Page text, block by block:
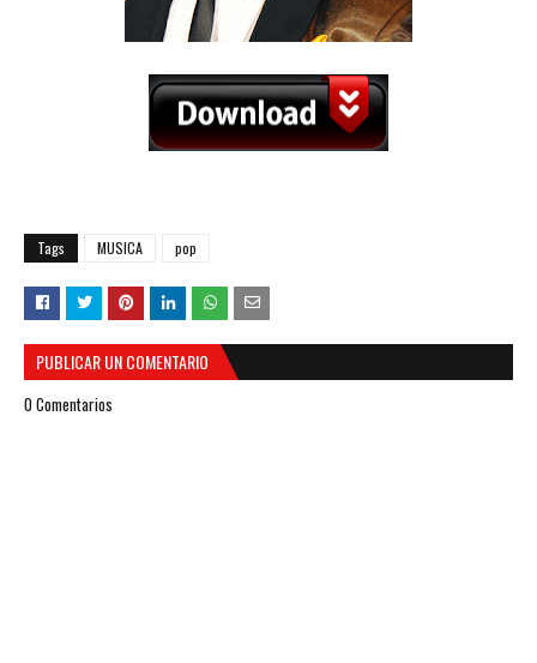
Tags MUSICA pop
PUBLICAR UN COMENTARIO
0 Comentarios